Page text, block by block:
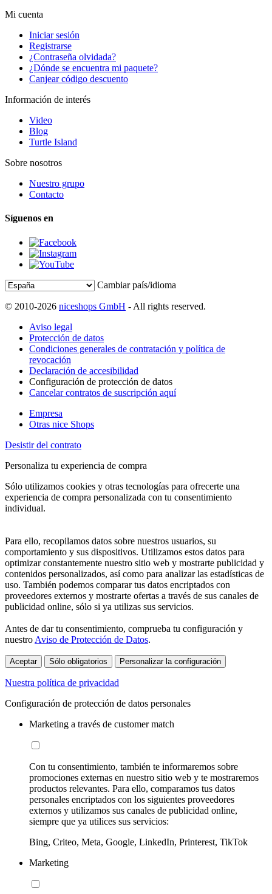
Mi cuenta
Iniciar sesión
Registrarse
¿Contraseña olvidada?
¿Dónde se encuentra mi paquete?
Canjear código descuento
Información de interés
Video
Blog
Turtle Island
Sobre nosotros
Nuestro grupo
Contacto
Síguenos en
Cambiar país/idioma
© 2010-2026 niceshops GmbH - All rights reserved.
Aviso legal
Protección de datos
Condiciones generales de contratación y política de
revocación
Declaración de accesibilidad
Configuración de protección de datos
Cancelar contratos de suscripción aquí
Empresa
Otras nice Shops
Desistir del contrato
Personaliza tu experiencia de compra
Sólo utilizamos cookies y otras tecnologías para ofrecerte una
experiencia de compra personalizada con tu consentimiento
individual.
Para ello, recopilamos datos sobre nuestros usuarios, su
comportamiento y sus dispositivos. Utilizamos estos datos para
optimizar constantemente nuestro sitio web y mostrarte publicidad y
contenidos personalizados, así como para analizar las estadísticas de
uso. También podemos comparar tus datos encriptados con
proveedores externos y mostrarte ofertas a través de sus canales de
publicidad online, sólo si ya utilizas sus servicios.
Antes de dar tu consentimiento, comprueba tu configuración y
nuestro Aviso de Protección de Datos.
Aceptar Sólo obligatorios Personalizar la configuración
Nuestra política de privacidad
Configuración de protección de datos personales
Marketing a través de customer match
Con tu consentimiento, también te informaremos sobre
promociones externas en nuestro sitio web y te mostraremos
productos relevantes. Para ello, comparamos tus datos
personales encriptados con los siguientes proveedores
externos y utilizamos sus canales de publicidad online,
siempre que ya utilices sus servicios:
Bing, Criteo, Meta, Google, LinkedIn, Printerest, TikTok
Marketing